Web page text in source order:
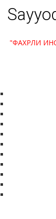
"ФАХРЛИ